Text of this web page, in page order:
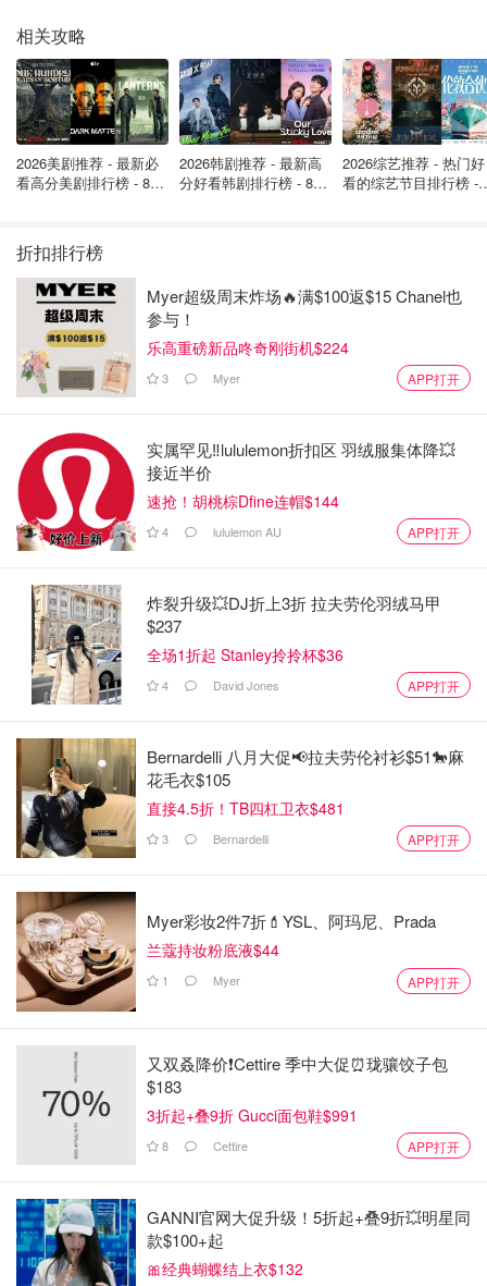
⭐浸泡好的去皮绿豆放入铸铁锅，绿豆和水的比例也是1:1.5
哦
红豆沙是一样的
⭐将红豆沙和绿豆沙搓成小圆，我这里没有一定的重量哦，
大小随个人喜欢啦，其中几个我还加了玫瑰花瓣，然后也做
了几个肉松馅
⭐40克的糯米粉入锅炒熟备用
相关攻略
2026美剧推荐 - 最新必
看高分美剧排行榜 - 8月
2026韩剧推荐 - 最新高
分好看韩剧排行榜 - 8月
2026综艺推荐 - 热门好
看的综艺节目排行榜 -
折扣排行榜
Myer超级周末炸场🔥满$100返$15 Chanel也
参与！
乐高重磅新品咚奇刚街机$224
3 Myer APP打开
实属罕见‼️lululemon折扣区 羽绒服集体降💥
接近半价
速抢！胡桃棕Dfine连帽$144
4 lululemon AU APP打开
炸裂升级💥DJ折上3折 拉夫劳伦羽绒马甲
$237
全场1折起 Stanley拎拎杯$36
4 David Jones APP打开
Bernardelli 八月大促📢拉夫劳伦衬衫$51🐎麻
花毛衣$105
直接4.5折！TB四杠卫衣$481
3 Bernardelli APP打开
Myer彩妆2件7折💄YSL、阿玛尼、Prada
兰蔻持妆粉底液$44
1 Myer APP打开
又双叒降价❗️Cettire 季中大促⏰珑骧饺子包
$183
3折起+叠9折 Gucci面包鞋$991
8 Cettire APP打开
GANNI官网大促升级！5折起+叠9折💥明星同
款$100+起
🎀经典蝴蝶结上衣$132